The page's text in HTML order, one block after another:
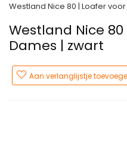
Westland Nice 80 | Loafer
Westland Nice
Dames | zwart
Aan verlanglijstje